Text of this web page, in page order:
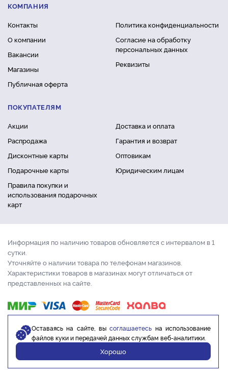
КОМПАНИЯ
Контакты
О компании
Вакансии
Магазины
Публичная оферта
Политика конфиденциальности
Согласие на обработку
персональных данных
Реквизиты
ПОКУПАТЕЛЯМ
Акции
Распродажа
Дисконтные карты
Подарочные карты
Правила покупки и
использования подарочных
карт
Доставка и оплата
Гарантия и возврат
Оптовикам
Юридическим лицам
Информация по наличию товаров обновляется с интервалом в 1
сутки.
Уточняйте о наличии товара по телефонам магазинов.
Характеристики товаров в магазинах могут отличаться от
представленных на сайте.
© 2017 - 2026 ООО «Торгсити» 1000 для удобной жизни. ИНН: 4205352145
Оставаясь на сайте, высоглашаетесь на использование
файлов куки и передачей данных службам веб-аналитики.
Хорошо